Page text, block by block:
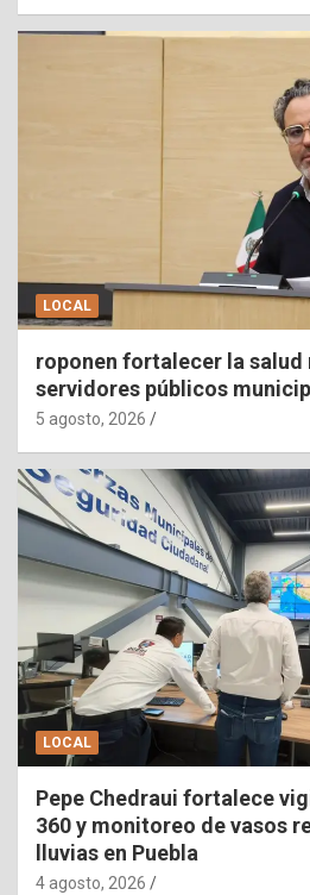
LOCAL
roponen fortalecer la salud
servidores públicos
5 agosto, 2026
LOCAL
Pepe Chedraui fortalece
360 y monitoreo de vasos
lluvias en Puebla
4 agosto, 2026